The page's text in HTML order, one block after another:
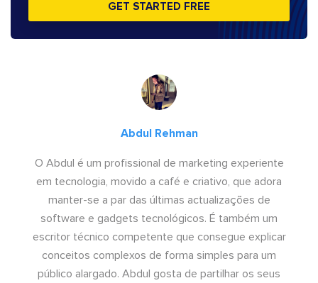
GET STARTED FREE
Abdul Rehman
O Abdul é um profissional de marketing experiente
em tecnologia, movido a café e criativo, que adora
manter-se a par das últimas actualizações de
software e gadgets tecnológicos. É também um
escritor técnico competente que consegue explicar
conceitos complexos de forma simples para um
público alargado. Abdul gosta de partilhar os seus